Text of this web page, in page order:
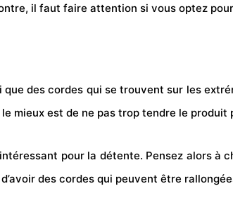
il faut faire attention si vous optez
des cordes qui se trouvent sur les
mieux est de ne pas trop tendre le produit
pour la détente. Pensez alors à
des cordes qui peuvent être